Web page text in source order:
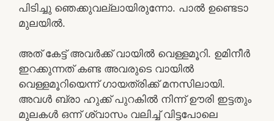
പിടിച്ചു ഞെക്കുവല്ലായിരുന്നോ. പാൽ ഉണ്ടെടാ
മുലയിൽ.
അത് കേട്ട് അവർക്ക് വായിൽ വെള്ളമൂറി. ഉമിനീർ
ഇറക്കുന്നത് കണ്ട അവരുടെ വായിൽ
വെള്ളമൂറിയെന്ന് ഗായത്രിക്ക് മനസിലായി.
അവൾ ബ്രാ ഹുക്ക് പുറകിൽ നിന്ന് ഊരി ഇട്ടതും
മുലകൾ ഒന്ന് ശ്വാസം വലിച്ച് വിട്ടപോലെ